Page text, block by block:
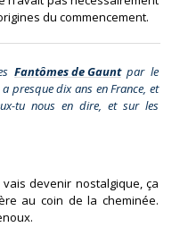
du commencement.
Fantômes de Gauntpar le
presque dix ans en France, et
tu nous en dire, et sur les
devenir nostalgique, ça
au coin de la cheminée.